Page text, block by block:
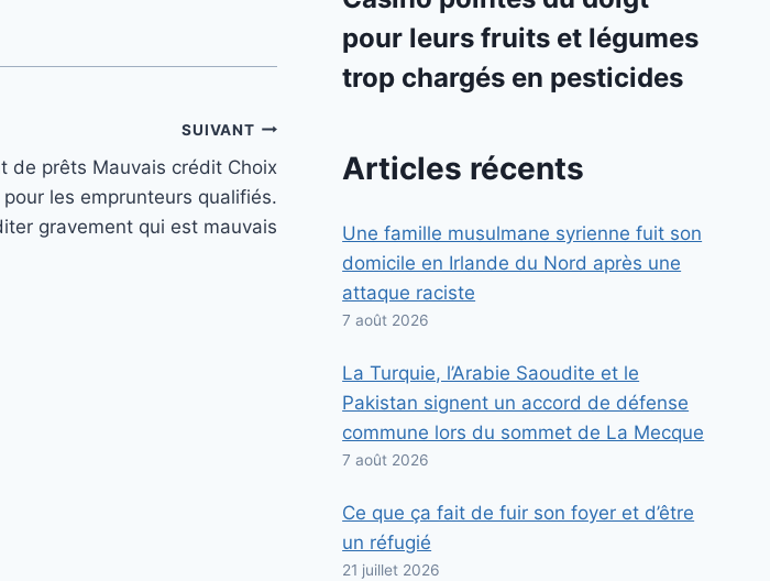
SUIVANT
de prêts Mauvais crédit Choix
les emprunteurs qualifiés.
gravement qui est mauvais
pour leurs fruits et légumes
trop chargés en pesticides
Articles récents
Une famille musulmane syrienne fuit son
domicile en Irlande du Nord après une
attaque raciste
7 août 2026
La Turquie, l’Arabie Saoudite et le
Pakistan signent un accord de défense
commune lors du sommet de La Mecque
7 août 2026
Ce que ça fait de fuir son foyer et d’être
un réfugié
21 juillet 2026